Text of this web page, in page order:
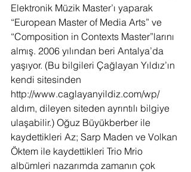
Elektronik Müzik Master’ı yaparak
“European Master of Media Arts” ve
“Composition in Contexts Master”larını
almış. 2006 yılından beri Antalya’da
yaşıyor. (Bu bilgileri Çağlayan Yıldız’ın
kendi sitesinden
http://www.caglayanyildiz.com/wp/
aldım, dileyen siteden ayrıntılı bilgiye
ulaşabilir.) Oğuz Büyükberber ile
kaydettikleri Az; Sarp Maden ve Volkan
Öktem ile kaydettikleri Trio Mrio
albümleri nazarımda zamanın çok